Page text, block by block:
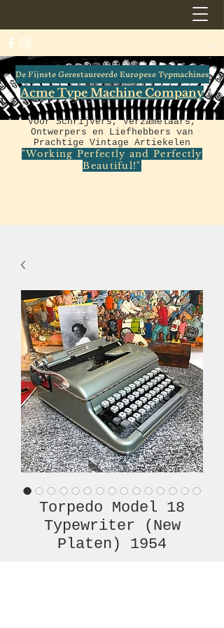
De Fijnste Gerestaureerde Europese Typmachines
Acme Type Machine Company
Voor Schrijvers, Verzamelaars,
Ontwerpers en Liefhebbers van
Prachtige Vintage Artiekelen
"Working Perfectly and Perfectly
Beautiful!"
Torpedo Model 18
Typewriter (New
Platen) 1954